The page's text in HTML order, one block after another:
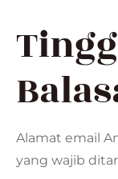
Alamat email
yang wajib